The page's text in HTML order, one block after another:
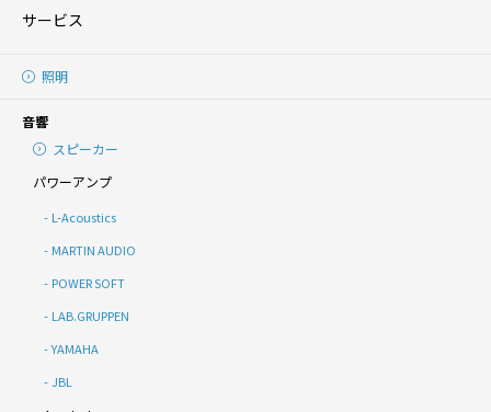
サービス
照明
音響
スピーカー
パワーアンプ
L-Acoustics
MARTIN AUDIO
POWER SOFT
LAB.GRUPPEN
YAMAHA
JBL